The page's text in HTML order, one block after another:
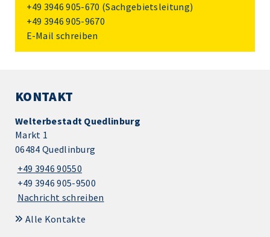
+49 3946 905-670 (Sachgebietsleitung)
+49 3946 905-9670
E-Mail schreiben
KONTAKT
Welterbestadt Quedlinburg
Markt 1
06484 Quedlinburg
+49 3946 90550
+49 3946 905-9500
Nachricht schreiben
Alle Kontakte